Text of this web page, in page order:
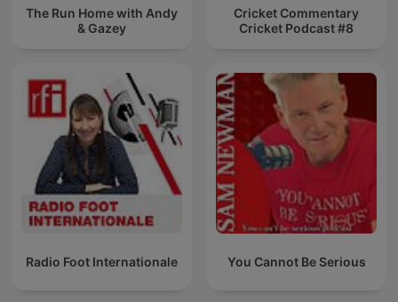
The Run Home with Andy
& Gazey
Cricket Commentary
Cricket Podcast #8
Radio Foot Internationale You Cannot Be Serious